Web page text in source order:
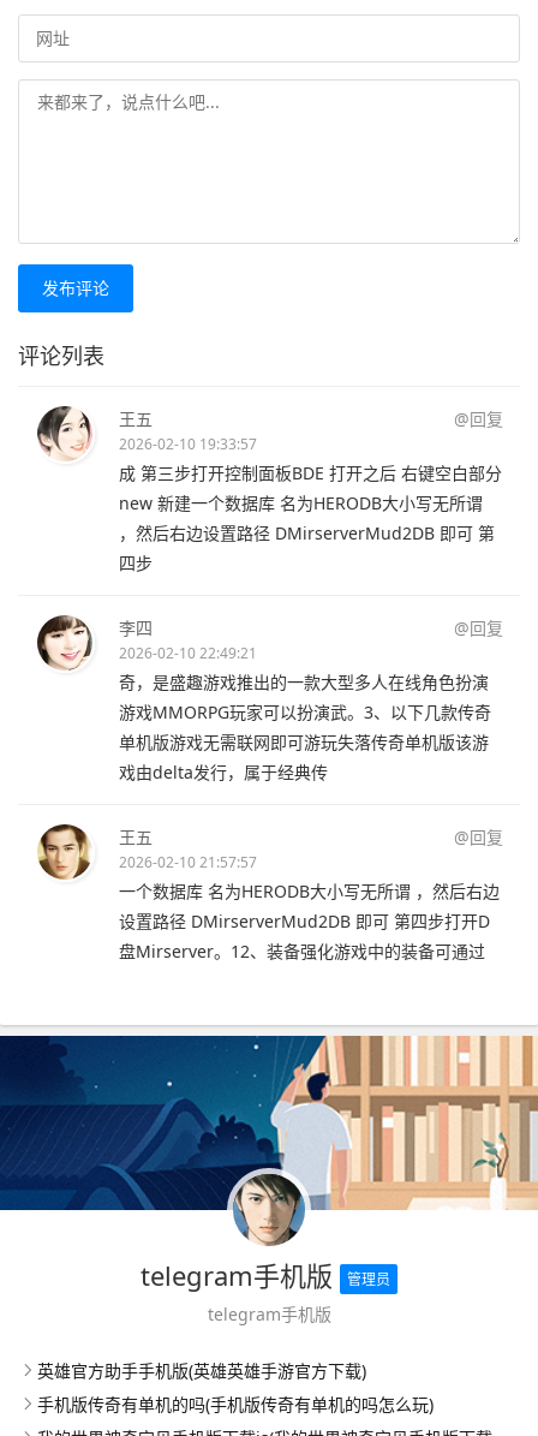
发布评论
评论列表
王五 @回复
2026-02-10 19:33:57
成 第三步打开控制面板BDE 打开之后 右键空白部分
new 新建一个数据库 名为HERODB大小写无所谓
，然后右边设置路径 DMirserverMud2DB 即可 第
四步
李四 @回复
2026-02-10 22:49:21
奇，是盛趣游戏推出的一款大型多人在线角色扮演
游戏MMORPG玩家可以扮演武。3、以下几款传奇
单机版游戏无需联网即可游玩失落传奇单机版该游
戏由delta发行，属于经典传
王五 @回复
2026-02-10 21:57:57
一个数据库 名为HERODB大小写无所谓 ，然后右边
设置路径 DMirserverMud2DB 即可 第四步打开D
盘Mirserver。12、装备强化游戏中的装备可通过
telegram手机版 管理员
telegram手机版
英雄官方助手手机版(英雄英雄手游官方下载)
手机版传奇有单机的吗(手机版传奇有单机的吗怎么玩)